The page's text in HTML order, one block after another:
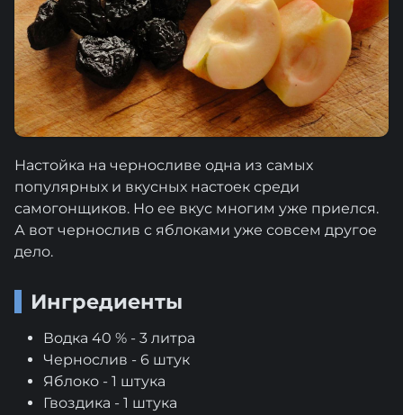
Настойка на черносливе одна из самых
популярных и вкусных настоек среди
самогонщиков. Но ее вкус многим уже приелся.
А вот чернослив с яблоками уже совсем другое
дело.
Ингредиенты
Водка 40 % - 3 литра
Чернослив - 6 штук
Яблоко - 1 штука
Гвоздика - 1 штука